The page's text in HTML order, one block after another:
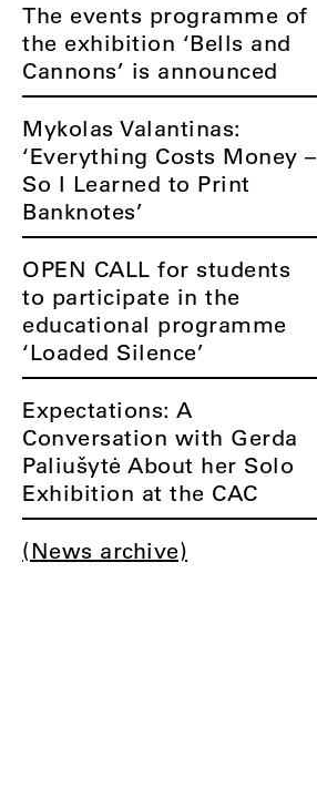
The events programme of
the exhibition ‘Bells and
Cannons’ is announced
Mykolas Valantinas:
‘Everything Costs Money –
So I Learned to Print
Banknotes’
OPEN CALL for students
to participate in the
educational programme
‘Loaded Silence’
Expectations: A
Conversation with Gerda
Paliušytė About her Solo
Exhibition at the CAC
(News archive)